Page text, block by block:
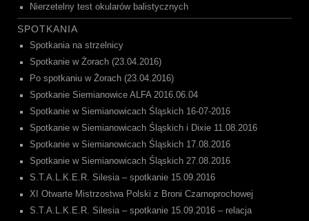
Nierzetelny test okularów balistycznych
SPOTKANIA
Spotkania na strzelnicy
Spotkanie w Żorach (23.04.2016)
Po spotkaniu w Żorach (23.04.2016)
Spotkanie Siemianowice ALFA 2016.06.04
Spotkanie w Siemianowicach Śląskich 16-07-2016
Spotkanie w Siemianowicach Śląskich i Dixie 11.08.2016
Spotkanie w Siemianowicach Śląskich 17.08.2016
Spotkanie w Siemianowicach Śląskich 27.08.2016
S.T.A.L.K.E.R. Silesia – spotkanie 15.09.2016
XI Otwarte Mistrzostwa Polski z Broni Czarnoprochowej
S.T.A.L.K.E.R. Silesia – spotkanie 15.09.2016 – relacja